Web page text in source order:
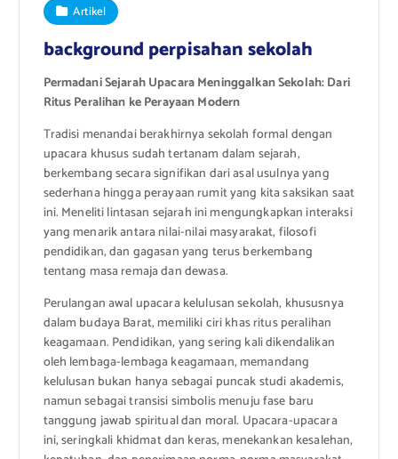
Artikel
background perpisahan sekolah
Permadani Sejarah Upacara Meninggalkan Sekolah: Dari
Ritus Peralihan ke Perayaan Modern
Tradisi menandai berakhirnya sekolah formal dengan
upacara khusus sudah tertanam dalam sejarah,
berkembang secara signifikan dari asal usulnya yang
sederhana hingga perayaan rumit yang kita saksikan saat
ini. Meneliti lintasan sejarah ini mengungkapkan interaksi
yang menarik antara nilai-nilai masyarakat, filosofi
pendidikan, dan gagasan yang terus berkembang
tentang masa remaja dan dewasa.
Perulangan awal upacara kelulusan sekolah, khususnya
dalam budaya Barat, memiliki ciri khas ritus peralihan
keagamaan. Pendidikan, yang sering kali dikendalikan
oleh lembaga-lembaga keagamaan, memandang
kelulusan bukan hanya sebagai puncak studi akademis,
namun sebagai transisi simbolis menuju fase baru
tanggung jawab spiritual dan moral. Upacara-upacara
ini, seringkali khidmat dan keras, menekankan kesalehan,